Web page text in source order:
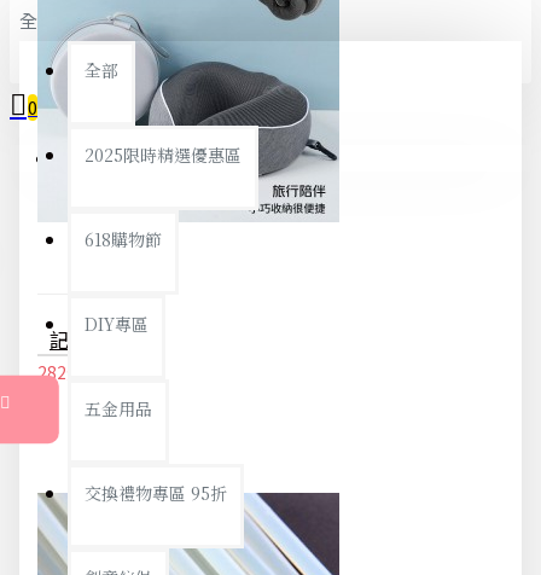
全部
全部
2025限時精選優惠區
618購物節
DIY專區
五金用品
交換禮物專區 95折
0
您的購物車內沒有商品！
記憶棉U型枕 頸枕 飛機枕 護頸枕 U型枕 午睡枕 記憶枕 可收納 旅行 辦公
282元